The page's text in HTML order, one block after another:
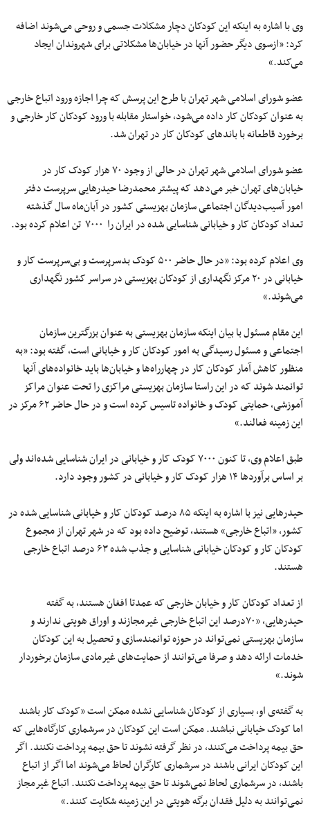
وی با اشاره به اینکه این کودکان دچار مشکلات جسمی و روحی می‌شوند اضافه
کرد: «ازسوی دیگر حضور آنها در خیابان‌ها مشکلاتی برای شهروندان ایجاد
می‌کند.»
عضو شورای اسلامی شهر تهران با طرح این پرسش که چرا اجازه ورود اتباع خارجی
به عنوان کودکان کار داده می‌شود، خواستار مقابله با ورود کودکان کار خارجی و
برخورد قاطعانه با باندهای کودکان کار در تهران شد.
عضو شورای اسلامی شهر تهران در حالی از وجود ۷۰ هزار کودک کار در
خیابان‌های تهران خبر می‌دهد که پیشتر محمدرضا حیدرهایی سرپرست دفتر
امور آسیب‌دیدگان اجتماعی سازمان بهزیستی کشور در آبان‌ماه سال گذشته
تعداد کودکان کار و خیابانی شناسایی شده در ایران را ۷۰۰۰ تن اعلام کرده بود.
وی اعلام کرده بود: «در حال حاضر ۵۰۰ کودک بدسرپرست و بی‌سرپرست کار و
خیابانی در ۲۰ مرکز نگهداری از کودکان بهزیستی در سراسر کشور نگهداری
می‌شوند.»
این مقام مسئول با بیان اینکه سازمان بهزیستی به عنوان بزرگترین سازمان
اجتماعی و مسئول رسیدگی به امور کودکان کار و خیابانی است، گفته بود: «به
منظور کاهش آمار کودکان کار در چهارراه‌ها و خیابان‌ها باید خانواده‌های آنها
توانمند شوند که در این راستا سازمان بهزیستی مراکزی را تحت عنوان مراکز
آموزشی، حمایتی کودک و خانواده تاسیس کرده است و در حال حاضر ۶۲ مرکز در
این زمینه فعالند.»
طبق اعلام وی، تا کنون ۷۰۰۰ کودک کار و خیابانی در ایران شناسایی شده‌اند ولی
بر اساس برآوردها ۱۴ هزار کودک کار و خیابانی در کشور وجود دارد.
حیدرهایی نیز با اشاره به اینکه ۸۵ درصد کودکان کار و خیابانی شناسایی شده در
کشور، «اتباع خارجی» هستند، توضیح داده بود که در شهر تهران از مجموع
کودکان کار و کودکان خیابانی شناسایی و جذب شده ۶۳ درصد اتباع خارجی
هستند.
از تعداد کودکان کار و خیابان خارجی که عمدتا افغان هستند، به گفته
حیدرهایی، «۷۰درصد این اتباع خارجی غیرمجازند و اوراق هویتی ندارند و
سازمان بهزیستی نمی‌تواند در حوزه توانمندسازی و تحصیل به این کودکان
خدمات ارائه دهد و صرفا می‌توانند از حمایت‌های غیرمادی سازمان برخوردار
شوند.»
به گفته‌ی او، بسیاری از کودکان شناسایی نشده ممکن است «کودک کار باشند
اما کودک خیابانی نباشند. ممکن است این کودکان در سرشماری کارگاه‌هایی که
حق بیمه پرداخت می‌کنند، در نظر گرفته نشوند تا حق بیمه پرداخت نکنند. اگر
این کودکان ایرانی باشند در سرشماری کارگران لحاظ می‌شوند اما اگر از اتباع
باشند، در سرشماری لحاظ نمی‌شوند تا حق بیمه پرداخت نکنند. اتباع غیرمجاز
نمی‌توانند به دلیل فقدان برگه هویتی در این زمینه شکایت کنند.»